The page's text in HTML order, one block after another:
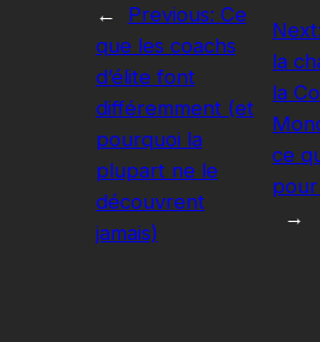
← Previous: Ce
que les coachs
d’élite font
différemment (et
pourquoi la
plupart ne le
découvrent
jamais)
la
la
ce
→